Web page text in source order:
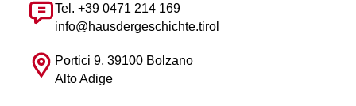
Tel. +39 0471 214 169
info@hausdergeschichte.tirol
Portici 9, 39100 Bolzano
Alto Adige